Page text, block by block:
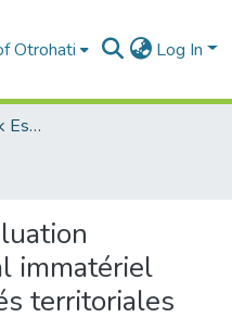
Otrohati Log In
Université Abdelmalek Essaâdi - Tétouan
immatériel
territoriales